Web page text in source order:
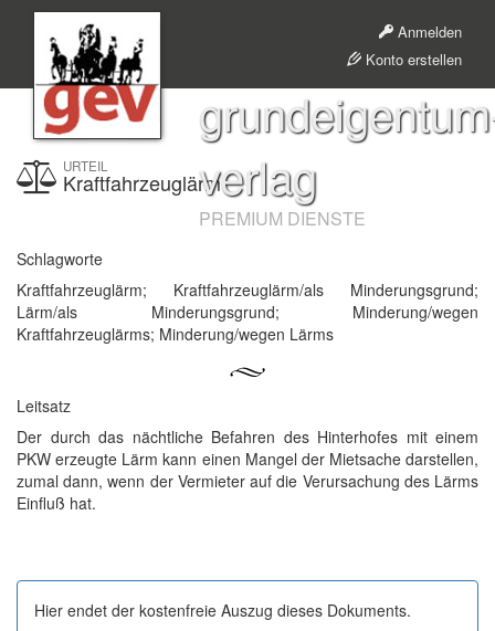
Anmelden
Konto erstellen
verlag
PREMIUM DIENSTE
URTEIL
Kraftfahrzeuglärm
Schlagworte
Kraftfahrzeuglärm; Kraftfahrzeuglärm/als Minderungsgrund;
Lärm/als Minderungsgrund; Minderung/wegen
Kraftfahrzeuglärms; Minderung/wegen Lärms
Leitsatz
Der durch das nächtliche Befahren des Hinterhofes mit einem
PKW erzeugte Lärm kann einen Mangel der Mietsache darstellen,
zumal dann, wenn der Vermieter auf die Verursachung des Lärms
Einfluß hat.
Hier endet der kostenfreie Auszug dieses Dokuments.